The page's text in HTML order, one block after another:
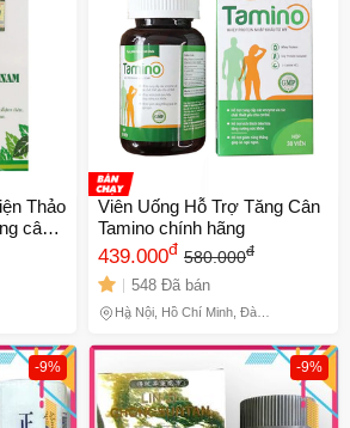
Thảo
cân
Viên Uống Hỗ Trợ Tăng Cân
Tamino chính hãng
439.000đ 580.000đ
548 Đã bán
Hà Nội, Hồ Chí Minh, Đà
-9% -9%
Giá Dành Riêng Cho Bạn
- cho bất kỳ đơn hàng nào.
XXX-XXXX
từ:
hàng: